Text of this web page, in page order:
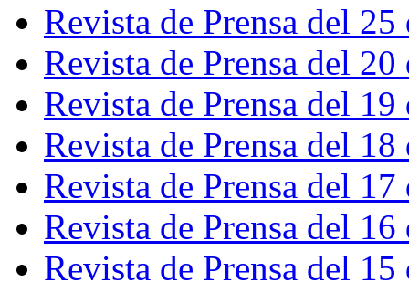
Revista de Prensa del
Revista de Prensa del
Revista de Prensa del
Revista de Prensa del
Revista de Prensa del
Revista de Prensa del
Revista de Prensa del